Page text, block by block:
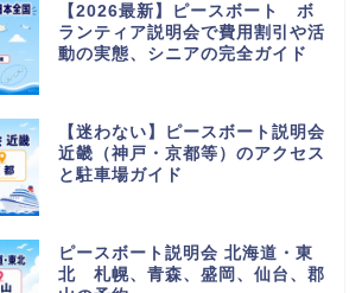
【2026最新】ピースボート ボ
ランティア説明会で費用割引や活
動の実態、シニアの完全ガイド
【迷わない】ピースボート説明会
近畿（神戸・京都等）のアクセス
と駐車場ガイド
ピースボート説明会 北海道・東
北 札幌、青森、盛岡、仙台、郡